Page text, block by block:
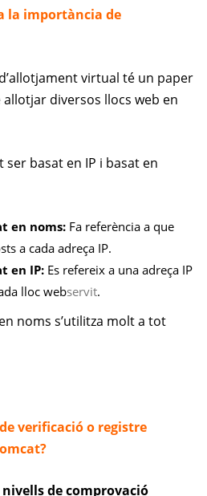
la importància de
virtual té un paper
diversos llocs web en
basat en IP i basat en
en noms: Fa referència a que
a cada adreça IP.
en IP: Es refereix a una adreça IP
lloc webservit.
noms s’utilitza molt a tot
verificació o registre
de comprovació